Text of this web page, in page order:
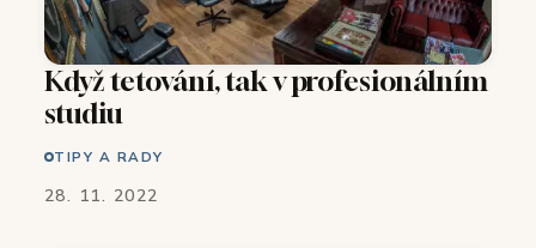
Když tetování, tak v profesionálním
studiu
TIPY A RADY
28. 11. 2022